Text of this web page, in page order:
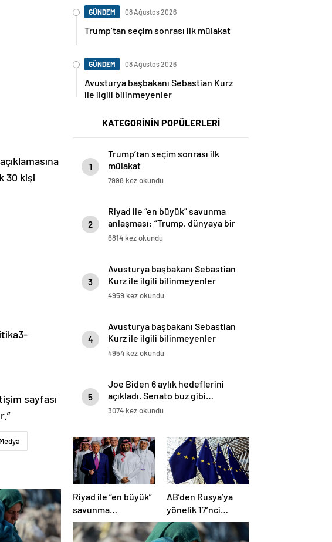
30 kişi
sayfası
Medya
GÜNDEM 08 Ağustos 2026
Trump’tan seçim sonrası ilk mülakat
GÜNDEM 08 Ağustos 2026
Avusturya başbakanı Sebastian Kurz
ile ilgili bilinmeyenler
KATEGORİNİN POPÜLERLERİ
1
Trump’tan seçim sonrası ilk
mülakat
7998 kez okundu
2
Riyad ile “en büyük” savunma
anlaşması: “Trump, dünyaya bir
mesaj gönderdi”
6814 kez okundu
3
Avusturya başbakanı Sebastian
Kurz ile ilgili bilinmeyenler
4959 kez okundu
4
Avusturya başbakanı Sebastian
Kurz ile ilgili bilinmeyenler
4954 kez okundu
5
Joe Biden 6 aylık hedeflerini
açıkladı. Senato buz gibi…
3074 kez okundu
Riyad ile “en büyük”
savunma
anlaşması: “Trump,
dünyaya bir mesaj
AB’den Rusya’ya
yönelik 17’nci
yaptırım paketi:
Uzlaşmaya varıldı